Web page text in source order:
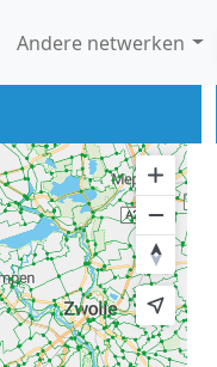
Andere netwerken